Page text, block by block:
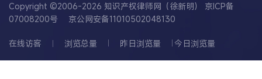
Copyright ©2006-2026 知识产权律师网（徐新明） 京ICP备
07008200号
京公网安备11010502048130
在线访客 浏览总量 昨日浏览量 今日浏览量